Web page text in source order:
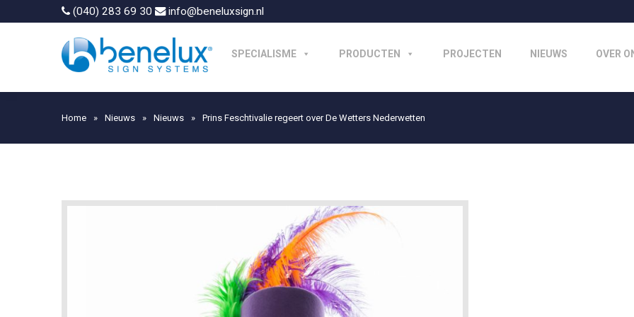
(040) 283 69 30 info@beneluxsign.nl
SPECIALISME PRODUCTEN PROJECTEN NIEUWS OVER
Home » Nieuws » Nieuws » Prins Feschtivalie regeert over De Wetters Nederwetten